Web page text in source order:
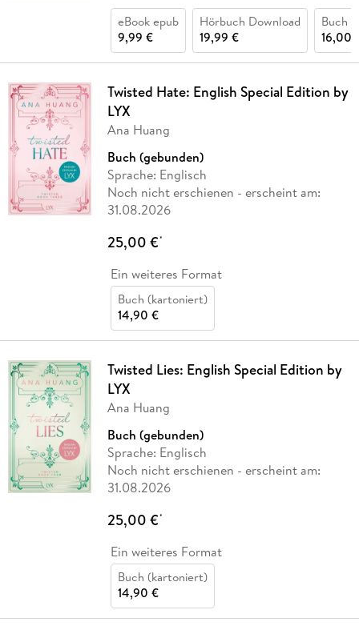
eBook epub
9,99 €
Hörbuch Download
19,99 €
Buch
16,00
Twisted Hate: English Special Edition by
LYX
Ana Huang
Buch (gebunden)
Sprache: Englisch
Noch nicht erschienen - erscheint am:
31.08.2026
25,00 €*
Ein weiteres Format
Buch (kartoniert)
14,90 €
Twisted Lies: English Special Edition by
LYX
Ana Huang
Buch (gebunden)
Sprache: Englisch
Noch nicht erschienen - erscheint am:
31.08.2026
25,00 €*
Ein weiteres Format
Buch (kartoniert)
14,90 €